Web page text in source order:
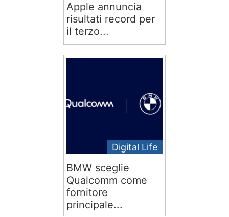
Apple annuncia
risultati record per
il terzo...
Digital Life
BMW sceglie
Qualcomm come
fornitore
principale...